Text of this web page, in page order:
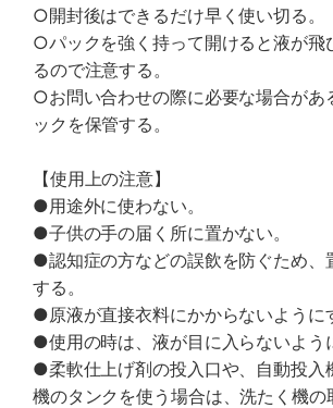
○開封後はできるだけ早く使い切る。
○パックを強く持って開けると液が飛
るので注意する。
○お問い合わせの際に必要な場合があ
ックを保管する。
【使用上の注意】
●用途外に使わない。
●子供の手の届く所に置かない。
●認知症の方などの誤飲を防ぐため、
する。
●原液が直接衣料にかからないように
●使用の時は、液が目に入らないよう
●柔軟仕上げ剤の投入口や、自動投入
機のタンクを使う場合は、洗たく機の